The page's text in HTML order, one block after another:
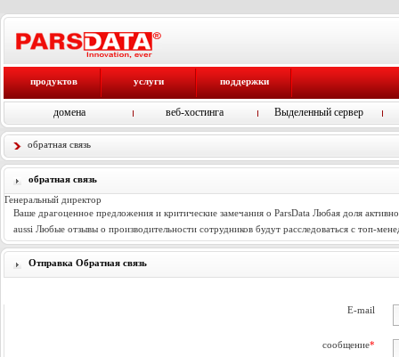
продуктов услуги поддержки
домена веб-хостинга Выделенный сервер
обратная связь
обратная связь
Генеральный директор
Ваше драгоценное предложения и критические замечания о ParsData Любая доля
aussi Любые отзывы о производительности сотрудников будут расследоваться с топ-
Отправка Обратная связь
E-mail
сообщение*